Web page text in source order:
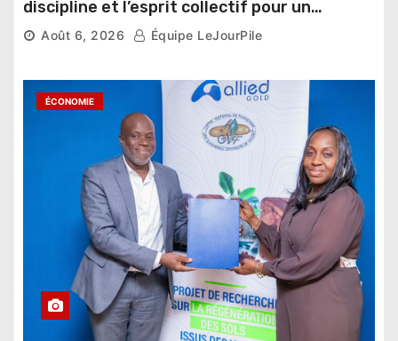
discipline et l’esprit collectif pour un
nouveau départ
Août 6, 2026 Équipe LeJourPile
ÉCONOMIE